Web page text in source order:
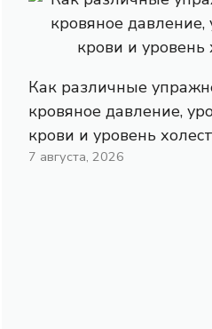
Как различные
кровяное давление,
крови и уровень
7 августа, 2026